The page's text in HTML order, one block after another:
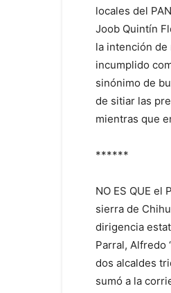
locales del
Joob Quintín
la intención de
incumplido
sinónimo de
de sitiar las
mientras que
******
NO ES QUE el
sierra de
dirigencia
Parral, Alfredo
dos alcaldes
sumó a la